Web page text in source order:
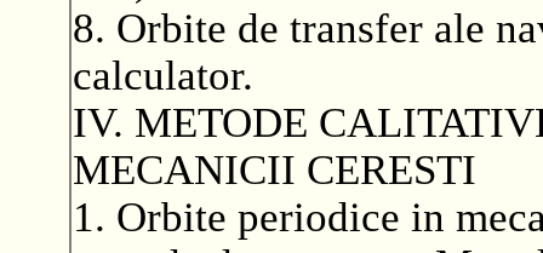
8. Orbite de transfer ale
calculator.
IV. METODE
MECANICII CERESTI
1. Orbite periodice in